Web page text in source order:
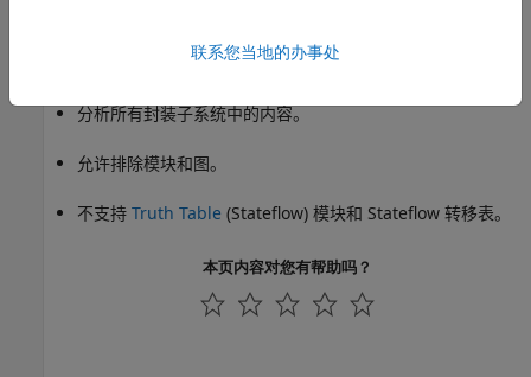
如果表达式包含一元运算符，则不确定数据类型。
分析所有封装子系统中的内容。
允许排除模块和图。
不支持 Truth Table (Stateflow) 模块和 Stateflow 转移表。
本页内容对您有帮助吗？
联系您当地的办事处